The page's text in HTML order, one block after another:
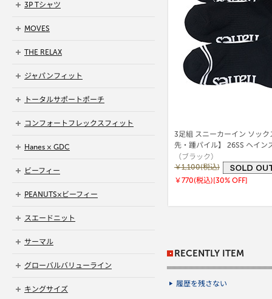
3足組 スニーカーイン ソック
先・踵パイル】 26SS ヘイン
(HBSCB402)
（ブラック）
￥1,100(税込)
￥770(税込)[30% OFF]
3P Tシャツ
MOVES
THE RELAX
ジャパンフィット
トータルサポートポーチ
コンフォートフレックスフィット
Hanes × GDC
ビーフィー
PEANUTS×ビーフィー
スエードニット
サーマル
グローバルバリューライン
キングサイズ
RECENTLY ITEM
履歴を残さない